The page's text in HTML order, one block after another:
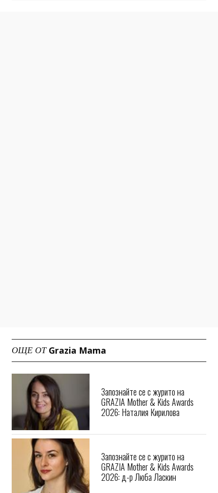
ОЩЕ ОТ Grazia Mama
Запознайте се с журито на
GRAZIA Mother & Kids Awards
2026: Наталия Кирилова
Запознайте се с журито на
GRAZIA Mother & Kids Awards
2026: д-р Люба Ласкин